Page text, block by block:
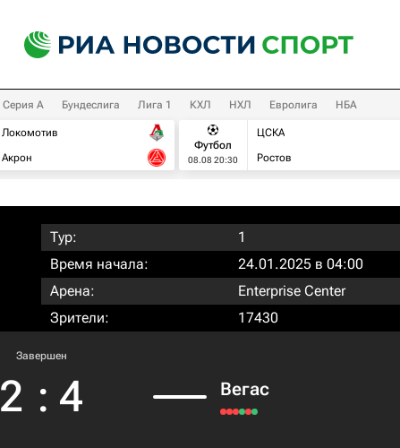
Серия А Бундеслига Лига 1 КХЛ НХЛ Евролига НБА
Локомотив
Акрон
Футбол
08.08 20:30
ЦСКА
Ростов
Тур:
1
Время начала:
24.01.2025 в 04:00
Арена:
Enterprise Center
Зрители:
17430
Завершен
2 : 4 Вегас